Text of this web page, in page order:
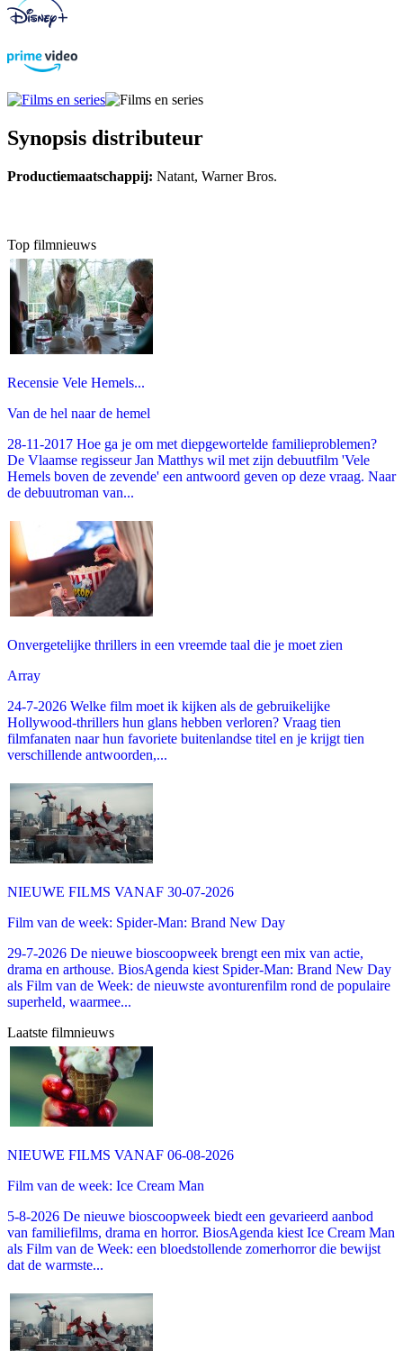
Synopsis distributeur
Productiemaatschappij: Natant, Warner Bros.
Top filmnieuws
Recensie Vele Hemels...
Van de hel naar de hemel
28-11-2017 Hoe ga je om met diepgewortelde familieproblemen?
De Vlaamse regisseur Jan Matthys wil met zijn debuutfilm 'Vele
Hemels boven de zevende' een antwoord geven op deze vraag. Naar
de debuutroman van...
Onvergetelijke thrillers in een vreemde taal die je moet zien
Array
24-7-2026 Welke film moet ik kijken als de gebruikelijke
Hollywood-thrillers hun glans hebben verloren? Vraag tien
filmfanaten naar hun favoriete buitenlandse titel en je krijgt tien
verschillende antwoorden,...
NIEUWE FILMS VANAF 30-07-2026
Film van de week: Spider-Man: Brand New Day
29-7-2026 De nieuwe bioscoopweek brengt een mix van actie,
drama en arthouse. BiosAgenda kiest Spider-Man: Brand New Day
als Film van de Week: de nieuwste avonturenfilm rond de populaire
superheld, waarmee...
Laatste filmnieuws
NIEUWE FILMS VANAF 06-08-2026
Film van de week: Ice Cream Man
5-8-2026 De nieuwe bioscoopweek biedt een gevarieerd aanbod
van familiefilms, drama en horror. BiosAgenda kiest Ice Cream Man
als Film van de Week: een bloedstollende zomerhorror die bewijst
dat de warmste...